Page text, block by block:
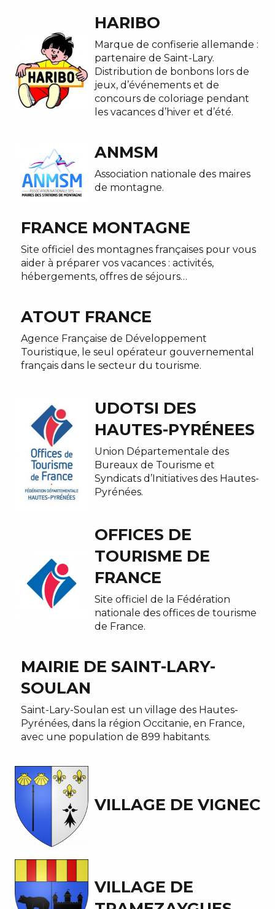
HARIBO
Marque de confiserie allemande :
partenaire de Saint-Lary.
Distribution de bonbons lors de
jeux, d’événements et de
concours de coloriage pendant
les vacances d’hiver et d’été.
ANMSM
Association nationale des maires
de montagne.
FRANCE MONTAGNE
Site officiel des montagnes françaises pour vous
aider à préparer vos vacances : activités,
hébergements, offres de séjours…
ATOUT FRANCE
Agence Française de Développement
Touristique, le seul opérateur gouvernemental
français dans le secteur du tourisme.
UDOTSI DES
HAUTES-PYRÉNEES
Union Départementale des
Bureaux de Tourisme et
Syndicats d’Initiatives des Hautes-
Pyrénées.
OFFICES DE
TOURISME DE
FRANCE
Site officiel de la Fédération
nationale des offices de tourisme
de France.
MAIRIE DE SAINT-LARY-
SOULAN
Saint-Lary-Soulan est un village des Hautes-
Pyrénées, dans la région Occitanie, en France,
avec une population de 899 habitants.
VILLAGE DE VIGNEC
VILLAGE DE